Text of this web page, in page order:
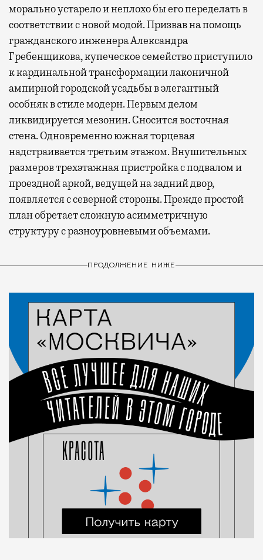
морально устарело и неплохо бы его переделать в
соответствии с новой модой. Призвав на помощь
гражданского инженера Александра
Гребенщикова, купеческое семейство приступило
к кардинальной трансформации лаконичной
ампирной городской усадьбы в элегантный
особняк в стиле модерн. Первым делом
ликвидируется мезонин. Сносится восточная
стена. Одновременно южная торцевая
надстраивается третьим этажом. Внушительных
размеров трехэтажная пристройка с подвалом и
проездной аркой, ведущей на задний двор,
появляется с северной стороны. Прежде простой
план обретает сложную асимметричную
структуру с разноуровневыми объемами.
ПРОДОЛЖЕНИЕ НИЖЕ